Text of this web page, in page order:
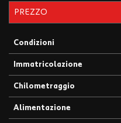
PREZZO
Condizioni
Immatricolazione
Chilometraggio
Alimentazione
di
questi
strumenti
di
tracciamento
rimanda